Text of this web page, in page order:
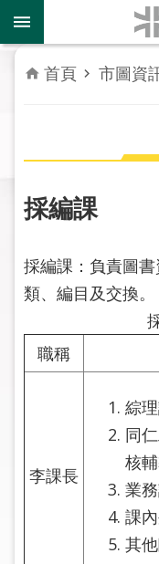
跳到主要內容區塊
到
館
資
訊
者
務
動
報
導
關
於
線
上
首頁 市圖資
採編課
採編課：負責圖
類、編目及交換。
職稱
李課長
綜
同
核
業
課
其